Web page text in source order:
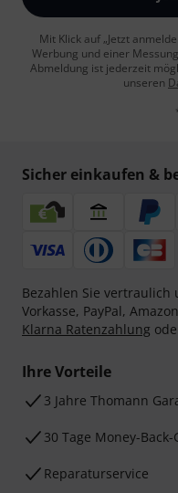
Mit Klick auf „Jetzt
Werbung und einer
Abmeldung ist jederzeit
unseren
Sicher einkaufen &
Bezahlen Sie
Vorkasse, PayPal,
Klarna Ratenzahlung
Ihre Vorteile
3 Jahre Thomann
30 Tage Money-
Reparaturservice